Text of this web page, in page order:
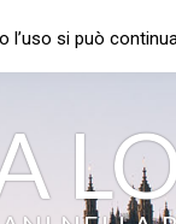
si può